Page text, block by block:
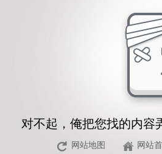
对不起，俺把您找的内容
网站地图 网站